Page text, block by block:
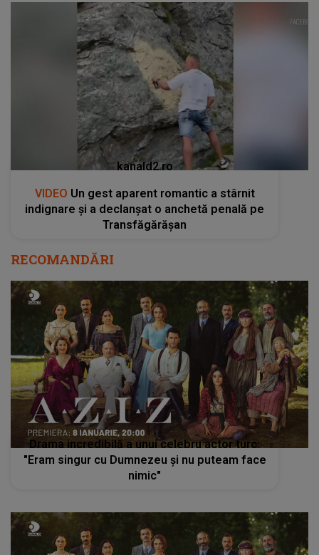
kanald2.ro
VIDEO Un gest aparent romantic a stârnit
indignare și a declanșat o anchetă penală pe
Transfăgărășan
RECOMANDĂRI
Drama incredibilă a unui celebru actor turc:
"Eram singur cu Dumnezeu și nu puteam face
nimic"